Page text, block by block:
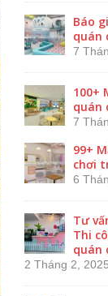
Báo
quán
7
100+
quán
7
99+
chơi
6
Tư
Thi
quán
2 Tháng 2, 2025